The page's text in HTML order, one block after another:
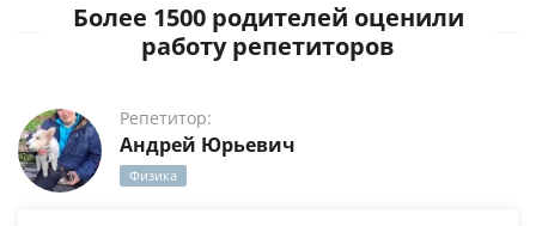
Более 1500 родителей оценили
работу репетиторов
Репетитор:
Андрей Юрьевич
Физика